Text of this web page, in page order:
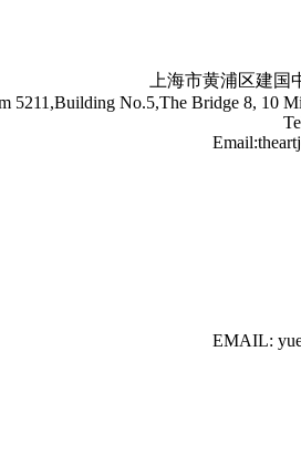
上海市黄浦区建国
5211,Building No.5,The Bridge 8, 10
EMAIL: